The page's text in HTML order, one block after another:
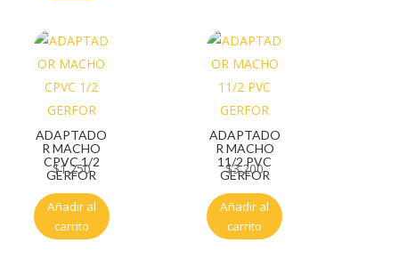
ADAPTADO
R MACHO
CPVC 1/2
GERFOR
$1.250
Añadir al
carrito
ADAPTADO
R MACHO
11/2 PVC
GERFOR
$3.200
Añadir al
carrito